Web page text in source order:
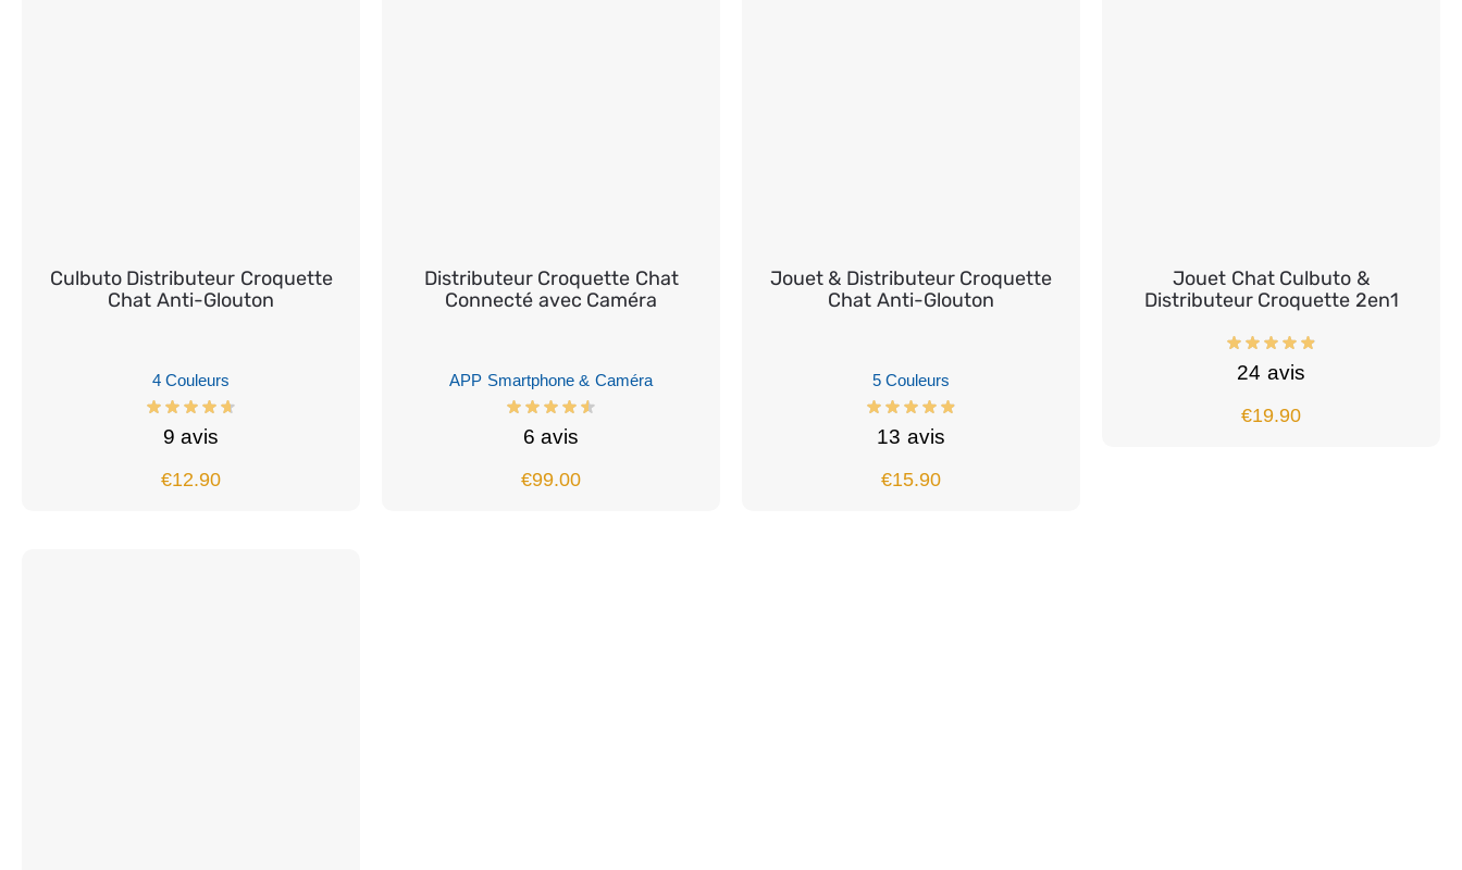
Culbuto Distributeur Croquette
Chat Anti-Glouton
4 Couleurs
9 avis
€12.90
Distributeur Croquette Chat
Connecté avec Caméra
APP Smartphone & Caméra
6 avis
€99.00
Jouet & Distributeur Croquette
Chat Anti-Glouton
5 Couleurs
13 avis
€15.90
Jouet Chat Culbuto &
Distributeur Croquette 2en1
24 avis
€19.90